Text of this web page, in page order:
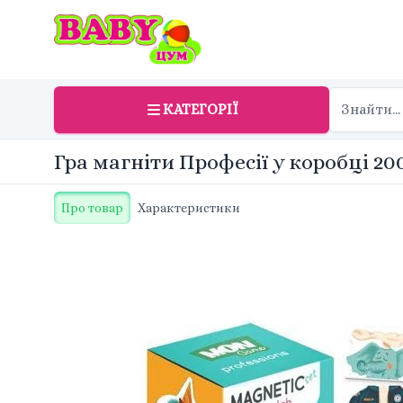
КАТЕГОРІЇ
Гра магніти Професії у коробці
Про товар Характеристики